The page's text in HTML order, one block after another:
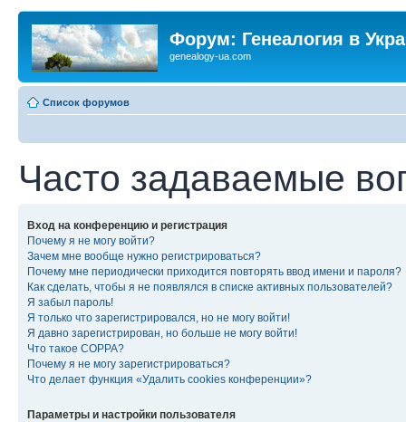
Форум: Генеалогия в
genealogy-ua.com
Список форумов
Часто задаваемые
Вход на конференцию и регистрация
Почему я не могу войти?
Зачем мне вообще нужно регистрироваться?
Почему мне периодически приходится повторять ввод имени и пароля?
Как сделать, чтобы я не появлялся в списке активных пользователей?
Я забыл пароль!
Я только что зарегистрировался, но не могу войти!
Я давно зарегистрирован, но больше не могу войти!
Что такое COPPA?
Почему я не могу зарегистрироваться?
Что делает функция «Удалить cookies конференции»?
Параметры и настройки пользователя